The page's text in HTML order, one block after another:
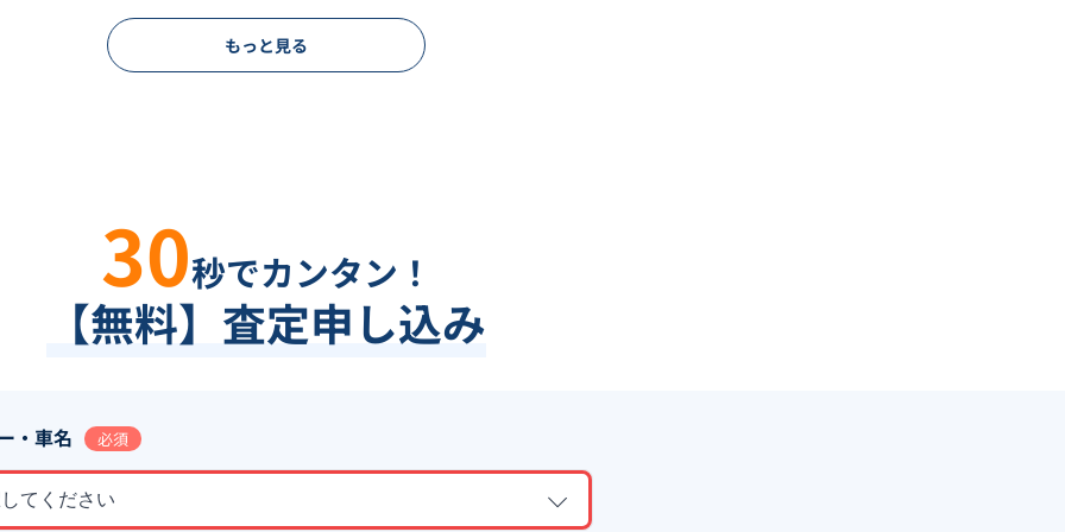
もっと見る
30秒でカンタン！
【無料】査定申し込み
・車名 必須
てください